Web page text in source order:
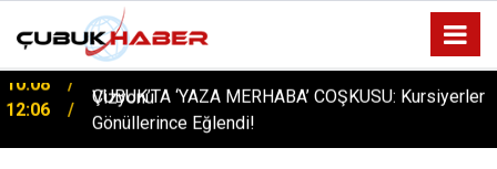
12:06
ÇUBUK’TA ‘YAZA MERHABA’ COŞKUSU: Kursiyerler
Gönüllerince Eğlendi!